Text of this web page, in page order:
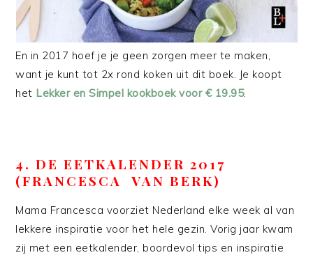
En in 2017 hoef je je geen zorgen meer te maken,
want je kunt tot 2x rond koken uit dit boek. Je koopt
het Lekker en Simpel kookboek voor € 19.95.
4. DE EETKALENDER 2017
(FRANCESCA VAN BERK)
Mama Francesca voorziet Nederland elke week al van
lekkere inspiratie voor het hele gezin. Vorig jaar kwam
zij met een eetkalender, boordevol tips en inspiratie